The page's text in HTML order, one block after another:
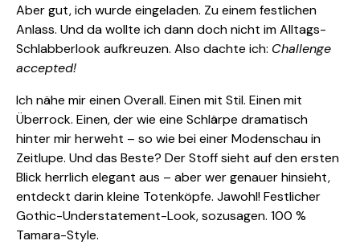
Aber gut, ich wurde eingeladen. Zu einem festlichen
Anlass. Und da wollte ich dann doch nicht im Alltags-
Schlabberlook aufkreuzen. Also dachte ich: Challenge
accepted!
Ich nähe mir einen Overall. Einen mit Stil. Einen mit
Überrock. Einen, der wie eine Schlärpe dramatisch
hinter mir herweht – so wie bei einer Modenschau in
Zeitlupe. Und das Beste? Der Stoff sieht auf den ersten
Blick herrlich elegant aus – aber wer genauer hinsieht,
entdeckt darin kleine Totenköpfe. Jawohl! Festlicher
Gothic-Understatement-Look, sozusagen. 100 %
Tamara-Style.